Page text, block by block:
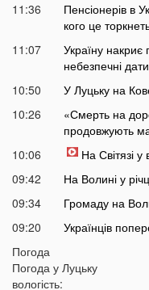
11:36
Пенсіонерів в
кого це
11:07
Україну накриє
небезпечні дати
10:50
У Луцьку на
10:26
«Смерть на
продовжують
10:06
На Світязі
09:42
На Волині у
09:34
Громаду на
09:20
Українців
09:05
вважався
Погода
Погода у Луцьку
вологість: